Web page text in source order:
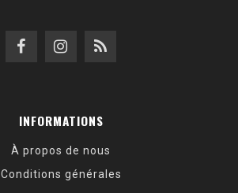
INFORMATIONS
À propos de nous
Conditions générales